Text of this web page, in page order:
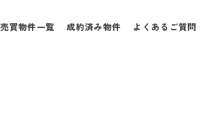
売買物件一覧 成約済み物件 よくあるご質問